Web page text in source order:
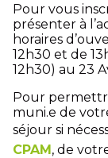
Pour vous
présenter à
horaires
12h30 et de
12h30) au 23
Pour
muni.e de
séjour si
CPAM, de